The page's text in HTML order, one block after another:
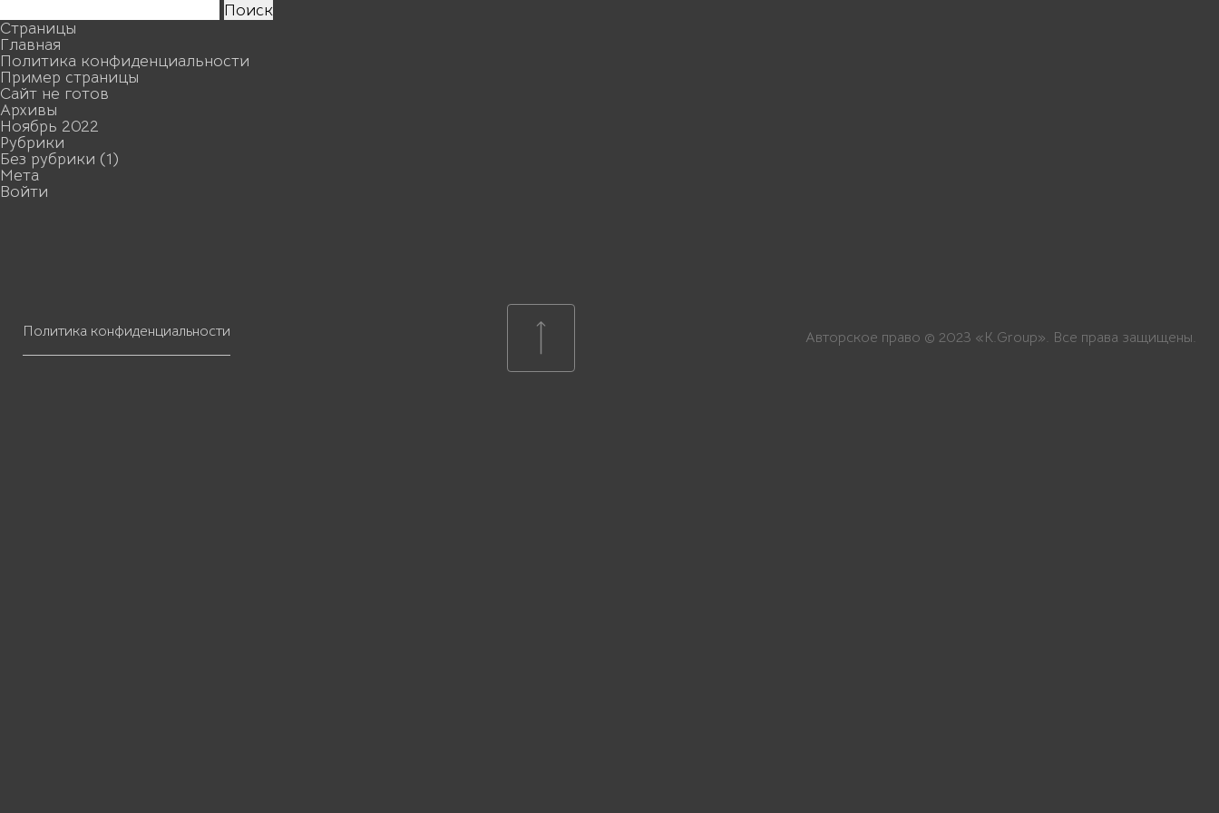
Страницы
Главная
Политика конфиденциальности
Пример страницы
Сайт не готов
Архивы
Ноябрь 2022
Рубрики
Без рубрики (1)
Мета
Войти
Политика конфиденциальности Авторское право © 2023 «K.Group». Все права защищены.